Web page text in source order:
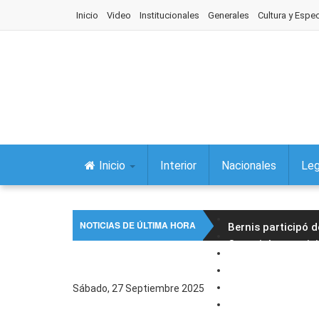
Inicio Video Institucionales Generales Cultura y
Inicio Interior Nacionales
NOTICIAS DE ÚLTIMA HORA Bernis participó
Concejales
Sábado, 27 Septiembre 2025